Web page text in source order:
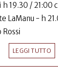
h 19.30 / 21:00
LaManu - h
LEGGI TUTTO